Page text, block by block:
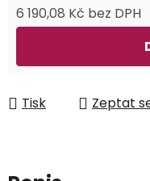
6 190,08 Kč bez DPH
Tisk Zeptat